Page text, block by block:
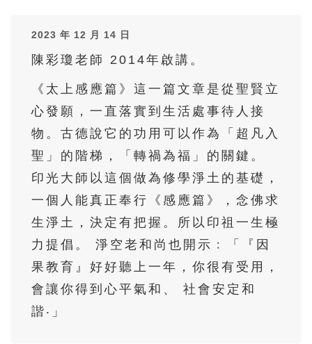
太上感應篇菁華#011 陳彩瓊老師
太上感應篇菁華#012 陳彩瓊老師
太上感應篇菁華#013 陳彩瓊老師
太上感應篇菁華#015 陳彩瓊老師
太上感應篇菁華#016 陳彩瓊老師
太上感應篇菁華#017 陳彩瓊老師
2023 年 12 月 14 日
陳彩瓊老師 2014年啟講。
《太上感應篇》這一篇文章是從聖賢立
心發願，一直落實到生活處事待人接
物。古德說它的功用可以作為「超凡入
聖」的階梯，「轉禍為福」的關鍵。
印光大師以這個做為修學淨土的基礎，
一個人能真正奉行《感應篇》，念佛求
生淨土，決定有把握。所以印祖一生極
力提倡。 淨空老和尚也開示﹕「『因
果教育』好好聽上一年，你很有受用，
會讓你得到心平氣和、 社會安定和
諧‧」